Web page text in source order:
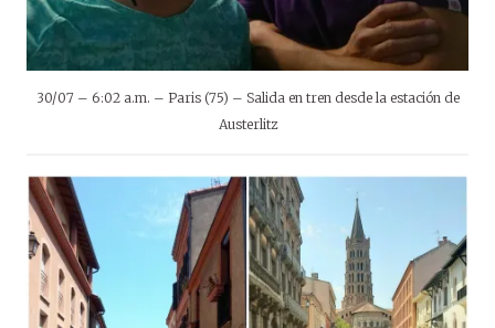
30/07 – 6:02 a.m. – Paris (75) – Salida en tren desde la estación de
Austerlitz